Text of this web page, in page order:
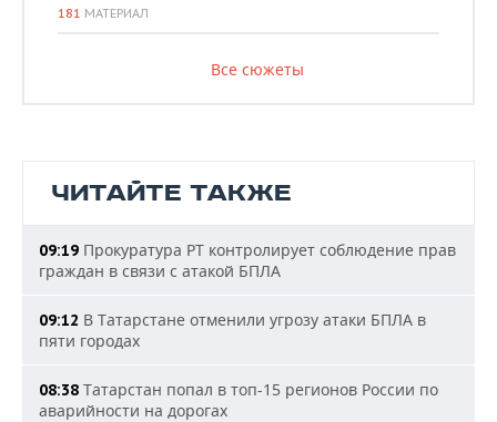
181 МАТЕРИАЛ
Все сюжеты
ЧИТАЙТЕ ТАКЖЕ
09:19 Прокуратура РТ контролирует соблюдение прав
граждан в связи с атакой БПЛА
09:12 В Татарстане отменили угрозу атаки БПЛА в
пяти городах
08:38 Татарстан попал в топ-15 регионов России по
аварийности на дорогах